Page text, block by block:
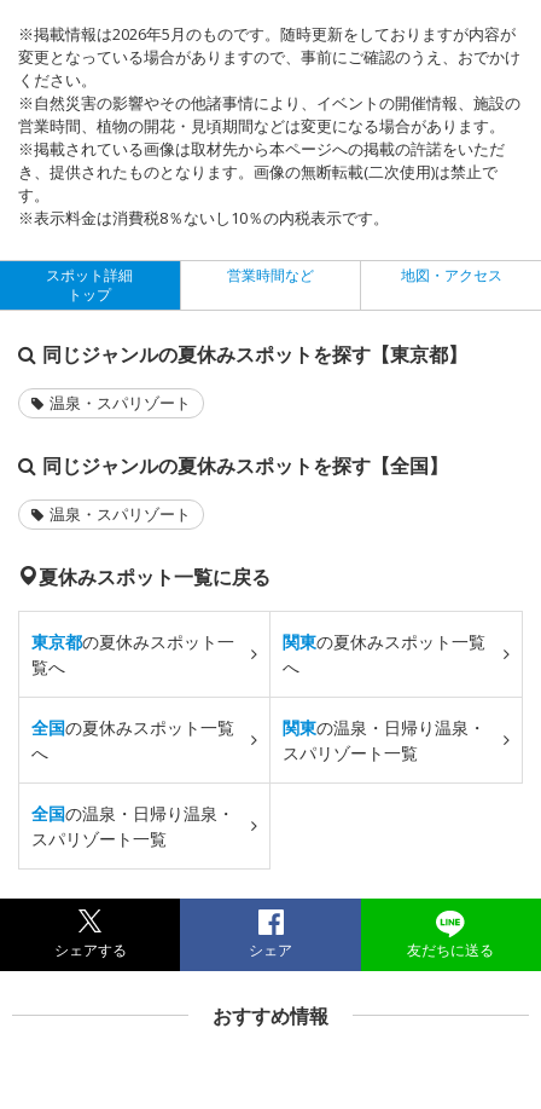
※掲載情報は2026年5月のものです。随時更新をしておりますが内容が
変更となっている場合がありますので、事前にご確認のうえ、おでかけ
ください。
※自然災害の影響やその他諸事情により、イベントの開催情報、施設の
営業時間、植物の開花・見頃期間などは変更になる場合があります。
※掲載されている画像は取材先から本ページへの掲載の許諾をいただ
き、提供されたものとなります。画像の無断転載(二次使用)は禁止で
す。
※表示料金は消費税8％ないし10％の内税表示です。
スポット詳細
トップ
営業時間など 地図・アクセス
同じジャンルの夏休みスポットを探す【東京都】
温泉・スパリゾート
同じジャンルの夏休みスポットを探す【全国】
温泉・スパリゾート
夏休みスポット一覧に戻る
東京都の夏休みスポット一
覧へ
関東の夏休みスポット一覧
へ
全国の夏休みスポット一覧
へ
関東の温泉・日帰り温泉・
スパリゾート一覧
全国の温泉・日帰り温泉・
スパリゾート一覧
シェアする シェア 友だちに送る
おすすめ情報